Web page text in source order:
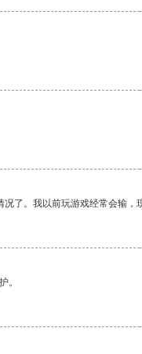
了。我以前玩游戏经常会输，
。